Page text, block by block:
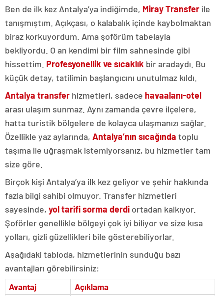
Ben de ilk kez Antalya’ya indiğimde, Miray Transfer ile
tanışmıştım. Açıkçası, o kalabalık içinde kaybolmaktan
biraz korkuyordum. Ama şoförüm tabelayla
bekliyordu. O an kendimi bir film sahnesinde gibi
hissettim. Profesyonellik ve sıcaklık bir aradaydı. Bu
küçük detay, tatilimin başlangıcını unutulmaz kıldı.
Antalya transfer hizmetleri, sadece havaalanı-otel
arası ulaşım sunmaz. Aynı zamanda çevre ilçelere,
hatta turistik bölgelere de kolayca ulaşmanızı sağlar.
Özellikle yaz aylarında, Antalya’nın sıcağında toplu
taşıma ile uğraşmak istemiyorsanız, bu hizmetler tam
size göre.
Birçok kişi Antalya’ya ilk kez geliyor ve şehir hakkında
fazla bilgi sahibi olmuyor. Transfer hizmetleri
sayesinde, yol tarifi sorma derdi ortadan kalkıyor.
Şoförler genellikle bölgeyi çok iyi biliyor ve size kısa
yolları, gizli güzellikleri bile gösterebiliyorlar.
Aşağıdaki tabloda, hizmetlerinin sunduğu bazı
avantajları görebilirsiniz:
Avantaj Açıklama